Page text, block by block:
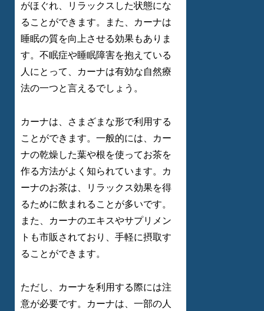
がほぐれ、リラックスした状態にな
ることができます。また、カーナは
睡眠の質を向上させる効果もありま
す。不眠症や睡眠障害を抱えている
人にとって、カーナは有効な自然療
法の一つと言えるでしょう。
カーナは、さまざまな形で利用する
ことができます。一般的には、カー
ナの乾燥した葉や根を使ってお茶を
作る方法がよく知られています。カ
ーナのお茶は、リラックス効果を得
るために飲まれることが多いです。
また、カーナのエキスやサプリメン
トも市販されており、手軽に摂取す
ることができます。
ただし、カーナを利用する際には注
意が必要です。カーナは、一部の人